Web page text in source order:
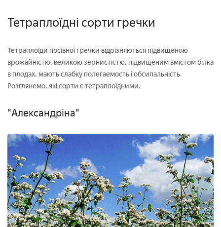
Тетраплоїдні сорти гречки
Тетраплоїди посівної гречки відрізняються підвищеною
врожайністю, великою зернистістю, підвищеним вмістом білка
в плодах, мають слабку полегаемость і обсипальність.
Розглянемо, які сорти є тетраплоїдними.
"Александріна"